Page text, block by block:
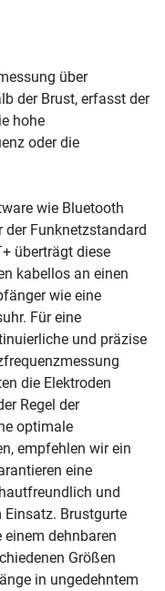
über
der Brust, erfasst der
hohe
oder die
wie Bluetooth
der Funknetzstandard
überträgt diese
kabellos an einen
wie eine
Für eine
und präzise
die Elektroden
Regel der
optimale
empfehlen wir ein
eine
und
Brustgurte
dehnbaren
Größen
in ungedehntem